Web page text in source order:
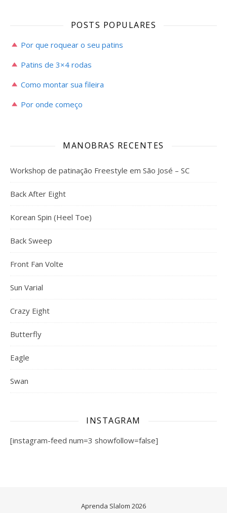
POSTS POPULARES
Por que roquear o seu patins
Patins de 3×4 rodas
Como montar sua fileira
Por onde começo
MANOBRAS RECENTES
Workshop de patinação Freestyle em São José – SC
Back After Eight
Korean Spin (Heel Toe)
Back Sweep
Front Fan Volte
Sun Varial
Crazy Eight
Butterfly
Eagle
Swan
INSTAGRAM
[instagram-feed num=3 showfollow=false]
Aprenda Slalom 2026